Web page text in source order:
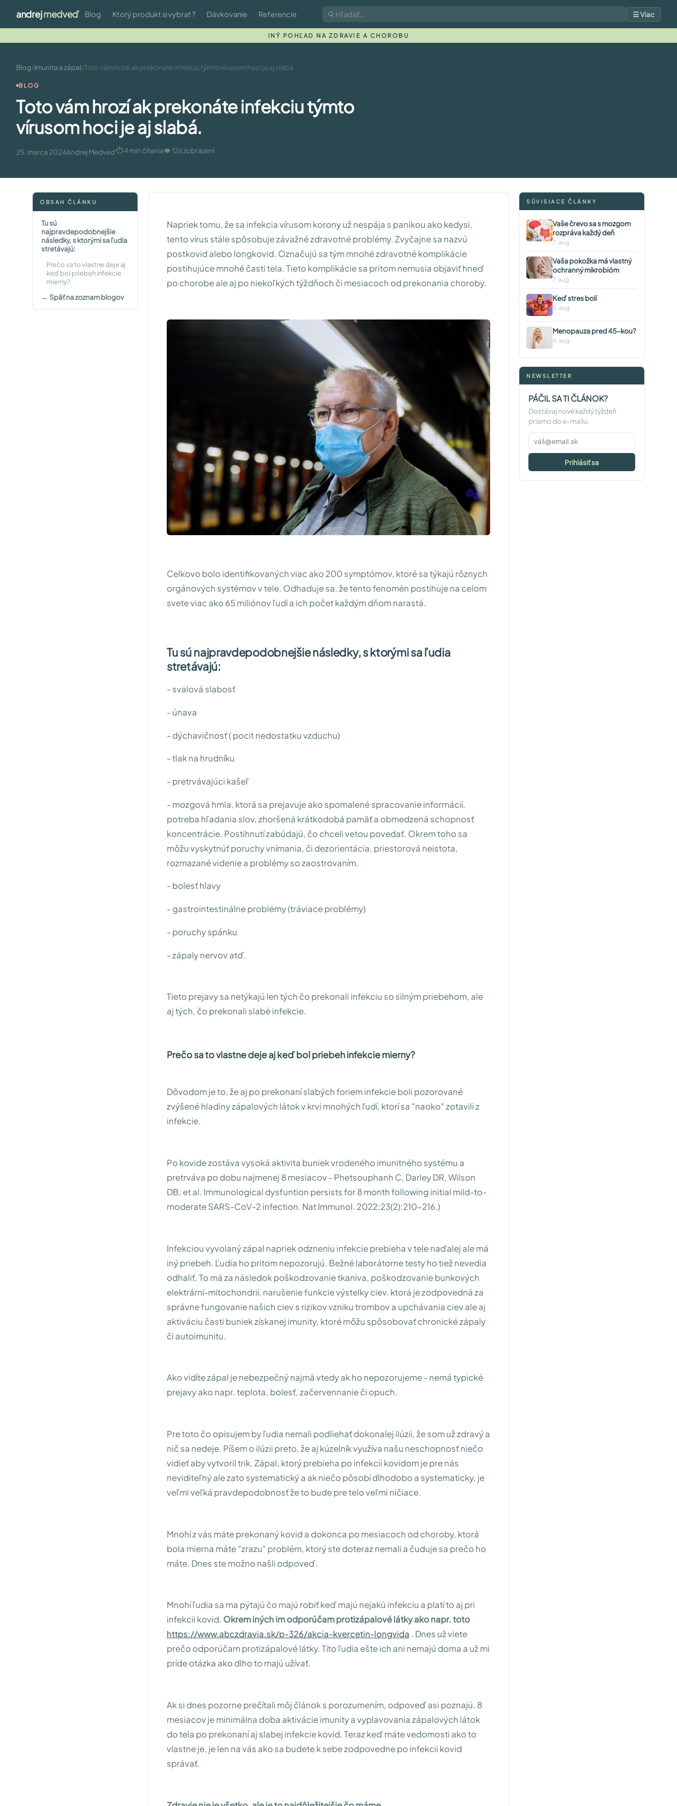
andrejmedveď Blog Ktorý produkt si vybrať ? Dávkovanie Referencie ☰ Viac
INÝ POHĽAD NA ZDRAVIE A CHOROBU
Blog/Imunita a zápal/Toto vám hrozí ak prekonáte infekciu týmto vírusom hoci je aj slabá.
BLOG
Toto vám hrozí ak prekonáte infekciu týmto
vírusom hoci je aj slabá.
25. marca 2024Andrej Medveď⏱ 4 min čítania👁 126 zobrazení
OBSAH ČLÁNKU
Tu sú
najpravdepodobnejšie
následky, s ktorými sa ľudia
stretávajú:
Prečo sa to vlastne deje aj
keď bol priebeh infekcie
mierny?
← Späť na zoznam blogov
Napriek tomu, že sa infekcia vírusom korony už nespája s panikou ako kedysi,
tento vírus stále spôsobuje závažné zdravotné problémy. Zvyčajne sa nazvú
postkovid alebo longkovid. Označujú sa tým mnohé zdravotné komplikácie
postihujúce mnohé časti tela. Tieto komplikácie sa pritom nemusia objaviť hneď
po chorobe ale aj po niekoľkých týždňoch či mesiacoch od prekonania choroby.
Celkovo bolo identifikovaných viac ako 200 symptómov, ktoré sa týkajú rôznych
orgánových systémov v tele. Odhaduje sa, že tento fenomén postihuje na celom
svete viac ako 65 miliónov ľudí a ich počet každým dňom narastá.
Tu sú najpravdepodobnejšie následky, s ktorými sa ľudia
stretávajú:
- svalová slabosť
- únava
- dýchavičnosť ( pocit nedostatku vzduchu)
- tlak na hrudníku
- pretrvávajúci kašeľ
- mozgová hmla, ktorá sa prejavuje ako spomalené spracovanie informácií,
potreba hľadania slov, zhoršená krátkodobá pamäť a obmedzená schopnosť
koncentrácie. Postihnutí zabúdajú, čo chceli vetou povedať. Okrem toho sa
môžu vyskytnúť poruchy vnímania, či dezorientácia, priestorová neistota,
rozmazané videnie a problémy so zaostrovaním.
- bolesť hlavy
- gastrointestinálne problémy (tráviace problémy)
- poruchy spánku
- zápaly nervov atď.
Tieto prejavy sa netýkajú len tých čo prekonali infekciu so silným priebehom, ale
aj tých, čo prekonali slabé infekcie.
Prečo sa to vlastne deje aj keď bol priebeh infekcie mierny?
Dôvodom je to, že aj po prekonaní slabých foriem infekcie boli pozorované
zvýšené hladiny zápalových látok v krvi mnohých ľudí, ktorí sa "naoko" zotavili z
infekcie.
Po kovide zostáva vysoká aktivita buniek vrodeného imunitného systému a
pretrváva po dobu najmenej 8 mesiacov - Phetsouphanh C, Darley DR, Wilson
DB, et al. Immunological dysfuntion persists for 8 month following initial mild-to-
moderate SARS-CoV-2 infection. Nat Immunol. 2022:23(2):210-216.)
Infekciou vyvolaný zápal napriek odzneniu infekcie prebieha v tele naďalej ale má
iný priebeh. Ľudia ho pritom nepozorujú. Bežné laborátorne testy ho tiež nevedia
odhaliť. To má za následok poškodzovanie tkaniva, poškodzovanie bunkových
elektrární-mitochondrií, narušenie funkcie výstelky ciev, ktorá je zodpovedná za
správne fungovanie našich ciev s rizikov vzniku trombov a upchávania ciev ale aj
aktiváciu časti buniek získanej imunity, ktoré môžu spôsobovať chronické zápaly
či autoimunitu.
Ako vidíte zápal je nebezpečný najmä vtedy ak ho nepozorujeme - nemá typické
prejavy ako napr. teplota, bolesť, začervennanie či opuch.
Pre toto čo opisujem by ľudia nemali podliehať dokonalej ilúzii, že som už zdravý a
nič sa nedeje. Píšem o ilúzii preto, že aj kúzelník využíva našu neschopnosť niečo
vidieť aby vytvoril trik. Zápal, ktorý prebieha po infekcii kovidom je pre nás
neviditeľný ale zato systematický a ak niečo pôsobí dlhodobo a systematicky, je
veľmi veľká pravdepodobnosť že to bude pre telo veľmi ničiace.
Mnohí z vás máte prekonaný kovid a dokonca po mesiacoch od choroby, ktorá
bola mierna máte "zrazu" problém, ktorý ste doteraz nemali a čuduje sa prečo ho
máte. Dnes ste možno našli odpoveď.
Mnohí ľudia sa ma pýtajú čo majú robiť keď majú nejakú infekciu a platí to aj pri
infekcii kovid. Okrem iných im odporúčam protizápalové látky ako napr. toto
https://www.abczdravia.sk/p-326/akcia-kvercetin-longvida . Dnes už viete
prečo odporúčam protizápalové látky. Títo ľudia ešte ich ani nemajú doma a už mi
príde otázka ako dlho to majú užívať.
Ak si dnes pozorne prečítali môj článok s porozumením, odpoveď asi poznajú. 8
mesiacov je minimálna doba aktivácie imunity a vyplavovania zápalových látok
do tela po prekonaní aj slabej infekcie kovid. Teraz keď máte vedomosti ako to
vlastne je, je len na vás ako sa budete k sebe zodpovedne po infekcii kovid
správať.
SÚVISIACE ČLÁNKY
Vaše črevo sa s mozgom
rozpráva každý deň
7. aug
Vaša pokožka má vlastný
ochranný mikrobióm
7. aug
Keď stres bolí
5. aug
Menopauza pred 45-kou?
4. aug
NEWSLETTER
PÁČIL SA TI ČLÁNOK?
Dostávaj nové každý týždeň
priamo do e-mailu.
Prihlásiť sa